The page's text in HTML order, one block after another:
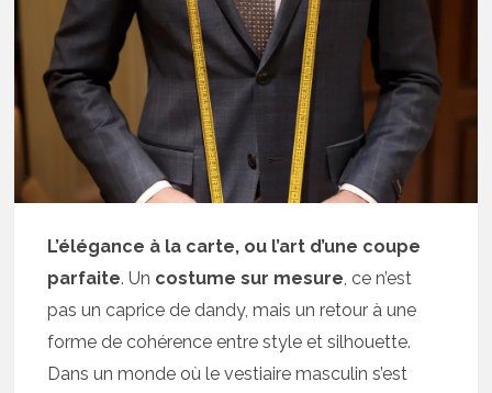
L’élégance à la carte, ou l’art d’une coupe
parfaite. Un costume sur mesure , ce n’est
pas un caprice de dandy, mais un retour à une
forme de cohérence entre style et silhouette.
Dans un monde où le vestiaire masculin s’est